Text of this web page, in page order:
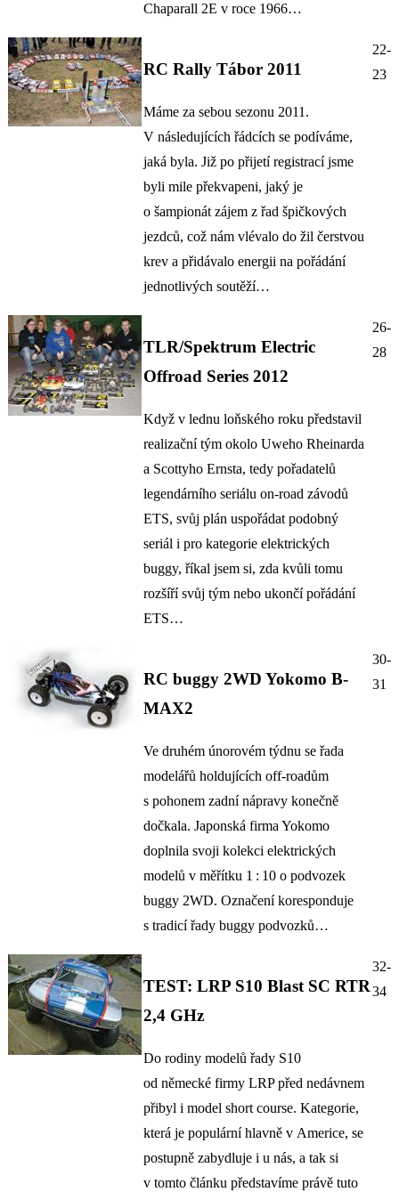
Chaparall 2E v roce 1966…
RC Rally Tábor 2011
Máme za sebou sezonu 2011.
V následujících řádcích se podíváme,
jaká byla. Již po přijetí registrací jsme
byli mile překvapeni, jaký je
o šampionát zájem z řad špičkových
jezdců, což nám vlévalo do žil čerstvou
krev a přidávalo energii na pořádání
jednotlivých soutěží…
22-
23
TLR/Spektrum Electric
Offroad Series 2012
Když v lednu loňského roku představil
realizační tým okolo Uweho Rheinarda
a Scottyho Ernsta, tedy pořadatelů
legendárního seriálu on-road závodů
ETS, svůj plán uspořádat podobný
seriál i pro kategorie elektrických
buggy, říkal jsem si, zda kvůli tomu
rozšíří svůj tým nebo ukončí pořádání
ETS…
26-
28
RC buggy 2WD Yokomo B-
MAX2
Ve druhém únorovém týdnu se řada
modelářů holdujících off-roadům
s pohonem zadní nápravy konečně
dočkala. Japonská firma Yokomo
doplnila svoji kolekci elektrických
modelů v měřítku 1 : 10 o podvozek
buggy 2WD. Označení koresponduje
s tradicí řady buggy podvozků…
30-
31
TEST: LRP S10 Blast SC RTR
2,4 GHz
Do rodiny modelů řady S10
od německé firmy LRP před nedávnem
přibyl i model short course. Kategorie,
která je populární hlavně v Americe, se
postupně zabydluje i u nás, a tak si
v tomto článku představíme právě tuto
32-
34